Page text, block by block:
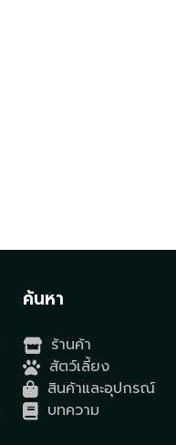
ค้นหา
ร้านค้า
สัตว์เลี้ยง
สินค้าและอุปกรณ์
บทความ